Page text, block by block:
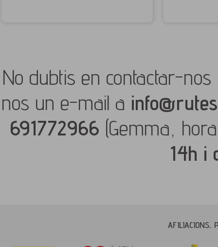
No dubtis en contactar-
nos un e-mail a
691772966 (Gemma,
14h i
AFILIACIONS,